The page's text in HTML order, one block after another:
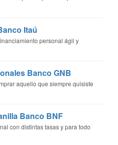
Itaú
personal ágil y
Banco GNB
aquello que siempre quisiste
Banco BNF
con distintas tasas y para todo